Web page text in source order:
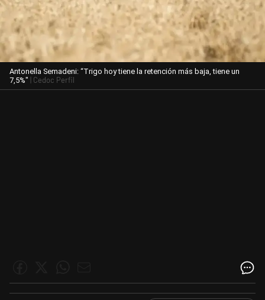
Antonella Semadeni: “Trigo hoy tiene la retención más baja, tiene un
7,5%" | Cedoc Perfil